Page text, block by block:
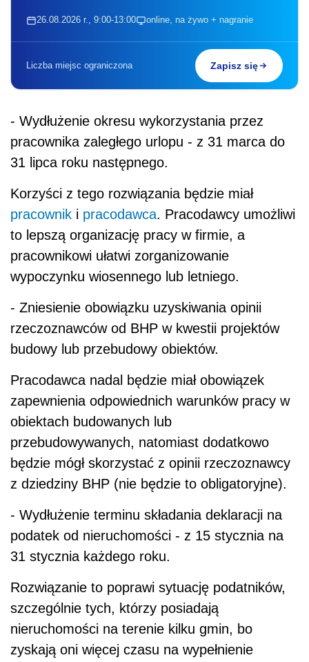
26.08.2026 r., 9:00-13:00 online, na żywo + nagranie
Liczba miejsc ograniczona Zapisz się
- Wydłużenie okresu wykorzystania przez
pracownika zaległego urlopu - z 31 marca do
31 lipca roku następnego.
Korzyści z tego rozwiązania będzie miał
pracownik i pracodawca. Pracodawcy umożliwi
to lepszą organizację pracy w firmie, a
pracownikowi ułatwi zorganizowanie
wypoczynku wiosennego lub letniego.
- Zniesienie obowiązku uzyskiwania opinii
rzeczoznawców od BHP w kwestii projektów
budowy lub przebudowy obiektów.
Pracodawca nadal będzie miał obowiązek
zapewnienia odpowiednich warunków pracy w
obiektach budowanych lub
przebudowywanych, natomiast dodatkowo
będzie mógł skorzystać z opinii rzeczoznawcy
z dziedziny BHP (nie będzie to obligatoryjne).
- Wydłużenie terminu składania deklaracji na
podatek od nieruchomości - z 15 stycznia na
31 stycznia każdego roku.
Rozwiązanie to poprawi sytuację podatników,
szczególnie tych, którzy posiadają
nieruchomości na terenie kilku gmin, bo
zyskają oni więcej czasu na wypełnienie